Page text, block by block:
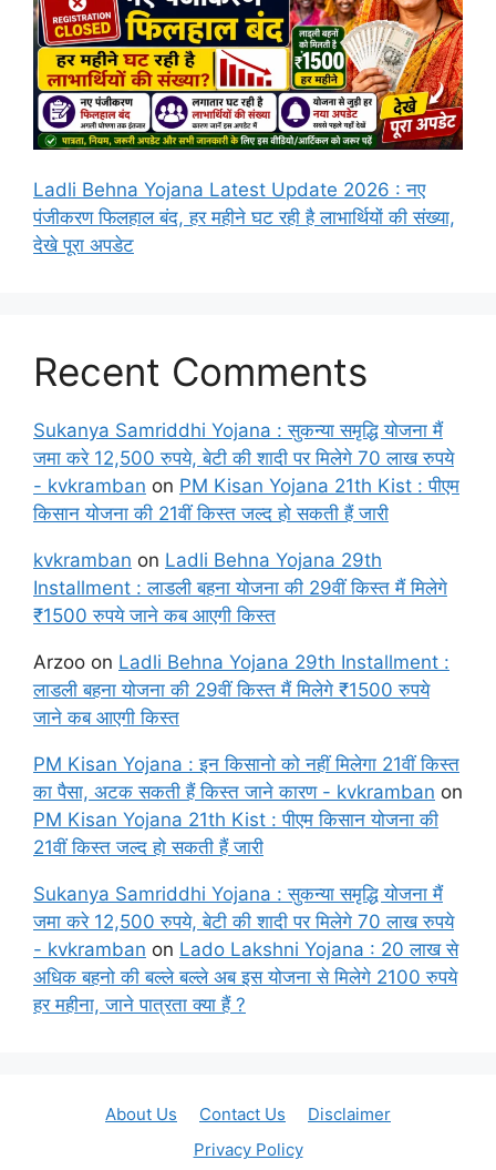
Ladli Behna Yojana Latest Update 2026 : नए
पंजीकरण फिलहाल बंद, हर महीने घट रही है लाभार्थियों की संख्या,
देखे पूरा अपडेट
Recent Comments
Sukanya Samriddhi Yojana : सुकन्या समृद्धि योजना मैं
जमा करे 12,500 रुपये, बेटी की शादी पर मिलेगे 70 लाख रुपये
- kvkramban on PM Kisan Yojana 21th Kist : पीएम
किसान योजना की 21वीं किस्त जल्द हो सकती हैं जारी
kvkramban on Ladli Behna Yojana 29th
Installment : लाडली बहना योजना की 29वीं किस्त मैं मिलेगे
₹1500 रुपये जाने कब आएगी किस्त
Arzoo on Ladli Behna Yojana 29th Installment :
लाडली बहना योजना की 29वीं किस्त मैं मिलेगे ₹1500 रुपये
जाने कब आएगी किस्त
PM Kisan Yojana : इन किसानो को नहीं मिलेगा 21वीं किस्त
का पैसा, अटक सकती हैं किस्त जाने कारण - kvkramban on
PM Kisan Yojana 21th Kist : पीएम किसान योजना की
21वीं किस्त जल्द हो सकती हैं जारी
Sukanya Samriddhi Yojana : सुकन्या समृद्धि योजना मैं
जमा करे 12,500 रुपये, बेटी की शादी पर मिलेगे 70 लाख रुपये
- kvkramban on Lado Lakshni Yojana : 20 लाख से
अधिक बहनो की बल्ले बल्ले अब इस योजना से मिलेगे 2100 रुपये
हर महीना, जाने पात्रता क्या हैं ?
About Us Contact Us
Disclaimer
Privacy Policy